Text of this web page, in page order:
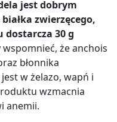
jest dobrym
zwierzęcego,
dostarcza 30 g
wspomnieć, że anchois
błonnika
w żelazo, wapń i
wzmacnia
anemii.